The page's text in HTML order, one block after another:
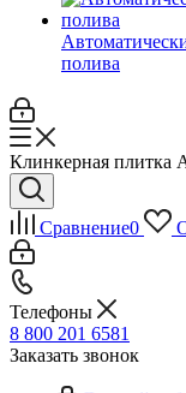
полива
Клинкерная плитка
Сравнение0
Телефоны
8 800 201 6581
Заказать звонок